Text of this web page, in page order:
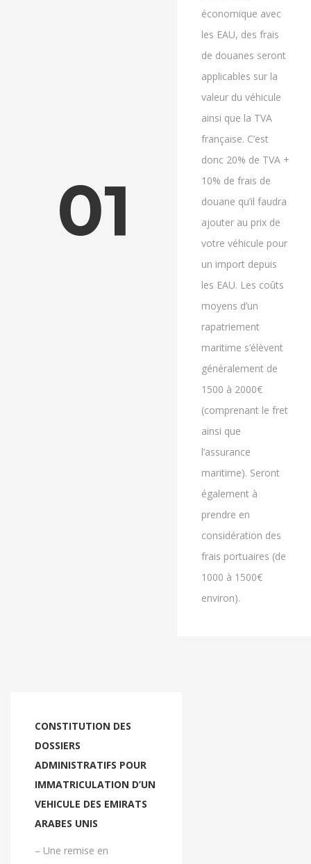
01
économique avec
les EAU, des frais
de douanes seront
applicables sur la
valeur du véhicule
ainsi que la TVA
française. C’est
donc 20% de TVA +
10% de frais de
douane qu’il faudra
ajouter au prix de
votre véhicule pour
un import depuis
les EAU. Les coûts
moyens d’un
rapatriement
maritime s’élèvent
généralement de
1500 à 2000€
(comprenant le fret
ainsi que
l’assurance
maritime). Seront
également à
prendre en
considération des
frais portuaires (de
1000 à 1500€
environ).
CONSTITUTION DES
DOSSIERS
ADMINISTRATIFS POUR
IMMATRICULATION D’UN
VEHICULE DES EMIRATS
ARABES UNIS
– Une remise en